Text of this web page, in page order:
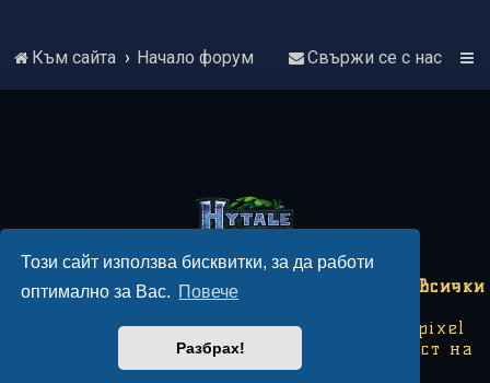
Този сайт използва бисквитки, за да работи
оптимално за Вас. Повече
Разбрах!
Към сайта Начало форум Свържи се с нас
Copyright © 2018-2026 Hytale България - Всички
права запазени.
Този сайт не е свързан с Hytale или Hypixel
Studios. Някои изображения са собственост на
Hypixel Studios.